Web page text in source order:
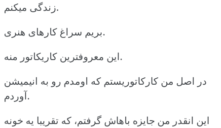
زندگی میکنم.
بریم سراغ کارهای هنری.
این معروفترین کاریکاتور منه.
در اصل من کارکاتوریستم که اومدم رو به انیمیشن
آوردم.
این انقدر من جایزه باهاش گرفتم، که تقریبا یه خونه